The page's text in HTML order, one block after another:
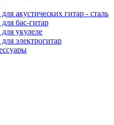
акустических гитар - сталь
бас-гитар
укулеле
электрогитар